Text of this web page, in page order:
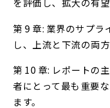
第 9 章: 業界のサプラ
し、上流と下流の両
第 10 章: レポートの
者にとって最も重要
ます。